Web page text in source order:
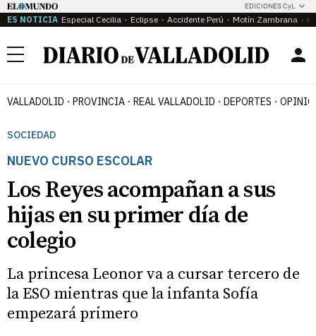
EDICIONES CyL
ES NOTICIA Especial Cecilia Eclipse Accidente Perú Motín Zambrana
Menú
VALLADOLID PROVINCIA REAL VALLADOLID DEPORTES
SOCIEDAD
NUEVO CURSO ESCOLAR
Los Reyes acompañan a sus
hijas en su primer día de
colegio
La princesa Leonor va a cursar tercero de
la ESO mientras que la infanta Sofía
empezará primero